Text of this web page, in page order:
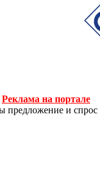
Реклама на портале
предложение и